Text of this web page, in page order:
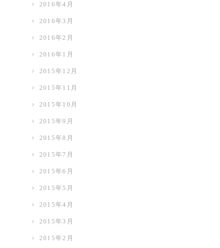
2016年4月
2016年3月
2016年2月
2016年1月
2015年12月
2015年11月
2015年10月
2015年9月
2015年8月
2015年7月
2015年6月
2015年5月
2015年4月
2015年3月
2015年2月